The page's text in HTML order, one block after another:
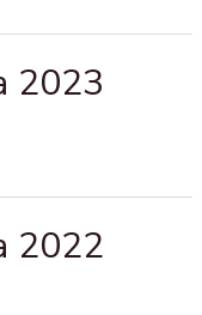
2023
2022